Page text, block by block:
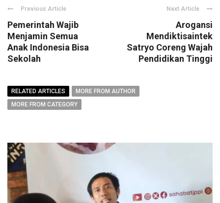
Previous Article
Pemerintah Wajib
Menjamin Semua
Anak Indonesia Bisa
Sekolah
Next Article
Arogansi
Mendiktisaintek
Satryo Coreng Wajah
Pendidikan Tinggi
RELATED ARTICLES
MORE FROM AUTHOR
MORE FROM CATEGORY